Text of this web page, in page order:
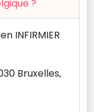
?
INFIRMIER
Bruxelles,